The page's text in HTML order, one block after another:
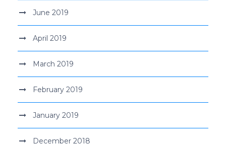
June 2019
April 2019
March 2019
February 2019
January 2019
December 2018